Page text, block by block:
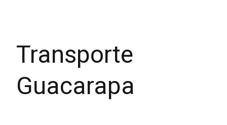
Transporte
Guacarapa